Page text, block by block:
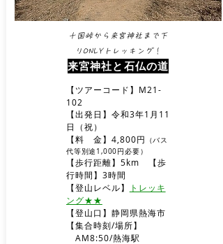
十国峠から来宮神社まで下
りONLYトレッキング！​
来宮神社と石仏の道
【ツアーコード】M21-
102
【出発日】令和3年1月11
日（祝）
【料 金】4,800円
（バス
代等別途1,000円必要）
【歩行距離】5km 【歩
行時間】3時間
​【登山レベル】
トレッキ
ング★★
​【登山口】静岡県熱海市
【集合時刻/場所】
AM8:50/熱海駅